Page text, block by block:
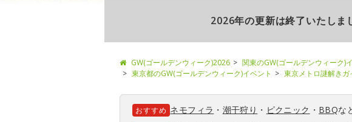
2026年の更新は終了いたしま
GW(ゴールデンウィーク)2026 関東のGW(ゴールデンウィーク)
東京都のGW(ゴールデンウィーク)イベント
東京メトロ謎解き
おすすめ ネモフィラ ・ 潮干狩り ・ ピクニック ・ BBQな